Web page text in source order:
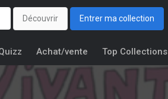
Découvrir Entrer ma collection
Achat/vente Top Collections